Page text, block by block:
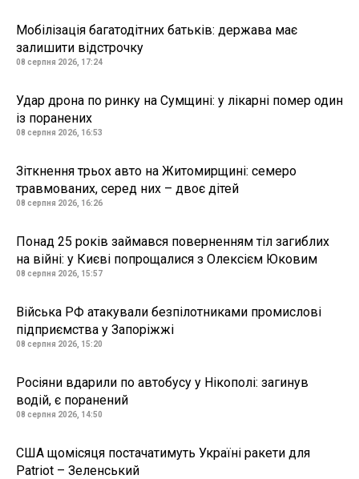
Мобілізація багатодітних батьків: держава має
залишити відстрочку
08 серпня 2026, 17:24
Удар дрона по ринку на Сумщині: у лікарні помер один
із поранених
08 серпня 2026, 16:53
Зіткнення трьох авто на Житомирщині: семеро
травмованих, серед них – двоє дітей
08 серпня 2026, 16:26
Понад 25 років займався поверненням тіл загиблих
на війні: у Києві попрощалися з Олексієм Юковим
08 серпня 2026, 15:57
Війська РФ атакували безпілотниками промислові
підприємства у Запоріжжі
08 серпня 2026, 15:20
Росіяни вдарили по автобусу у Нікополі: загинув
водій, є поранений
08 серпня 2026, 14:50
США щомісяця постачатимуть Україні ракети для
Patriot – Зеленський